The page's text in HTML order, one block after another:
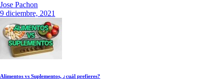
Jose Pachon
9 diciembre, 2021
Alimentos vs Suplementos, ¿cuál prefieres?